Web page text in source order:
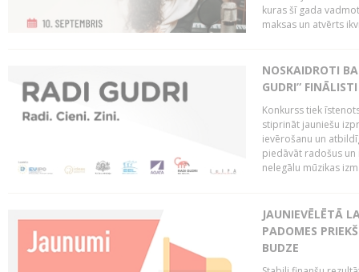
kuras šī gada
maksas un atvērts
NOSKAIDROTI
GUDRI” FINĀLISTI
Konkurss tiek
stiprināt jauniešu
ievērošanu un
piedāvāt radošus
nelegālu mūzikas
JAUNIEVĒLĒTĀ
PADOMES
BUDZE